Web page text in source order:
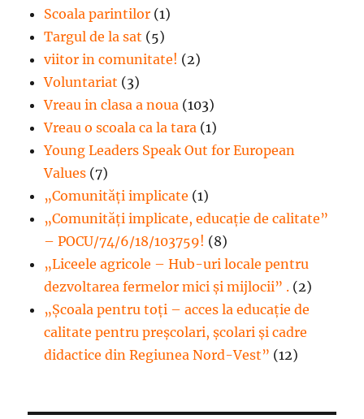
Scoala parintilor (1)
Targul de la sat (5)
viitor in comunitate! (2)
Voluntariat (3)
Vreau in clasa a noua (103)
Vreau o scoala ca la tara (1)
Young Leaders Speak Out for European
Values (7)
„Comunități implicate (1)
„Comunități implicate, educație de calitate”
– POCU/74/6/18/103759! (8)
„Liceele agricole – Hub-uri locale pentru
dezvoltarea fermelor mici şi mijlocii” . (2)
„Școala pentru toți – acces la educație de
calitate pentru preșcolari, școlari și cadre
didactice din Regiunea Nord-Vest” (12)